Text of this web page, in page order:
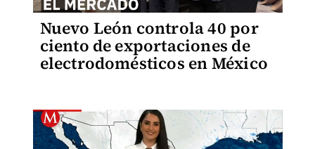
Nuevo León controla 40 por
ciento de exportaciones de
electrodomésticos en México